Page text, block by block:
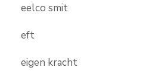
eelco smit
eft
eigen kracht